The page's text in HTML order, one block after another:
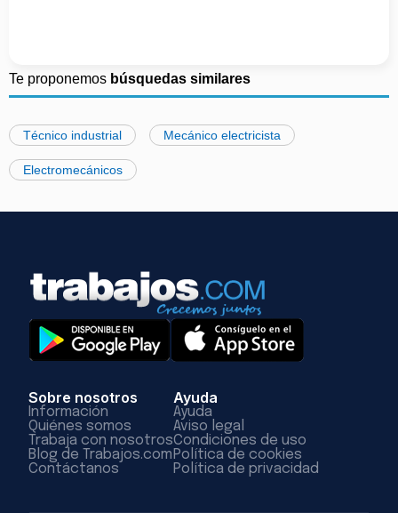
Te proponemos búsquedas similares
Técnico industrial Mecánico electricista
Electromecánicos
Sobre nosotros
Información
Quiénes somos
Trabaja con nosotros
Blog de Trabajos.com
Contáctanos
Ayuda
Ayuda
Aviso legal
Condiciones de uso
Política de cookies
Política de privacidad